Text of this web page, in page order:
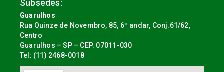
Subsedes:
Guarulhos
Rua Quinze de Novembro, 85, 6º andar, Conj.61/62,
Centro
Guarulhos – SP – CEP. 07011-030
Tel: (11) 2468-0018